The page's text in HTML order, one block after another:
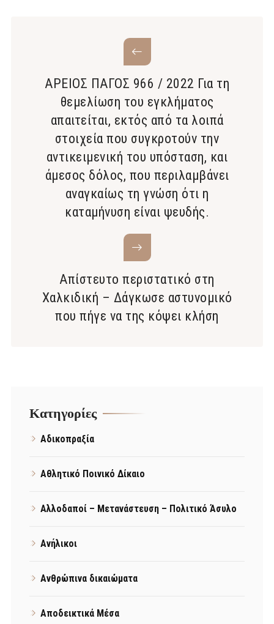
ΑΡΕΙΟΣ ΠΑΓΟΣ 966 / 2022 Για τη
θεμελίωση του εγκλήματος
απαιτείται, εκτός από τα λοιπά
στοιχεία που συγκροτούν την
αντικειμενική του υπόσταση, και
άμεσος δόλος, που περιλαμβάνει
αναγκαίως τη γνώση ότι η
καταμήνυση είναι ψευδής.
Απίστευτο περιστατικό στη
Χαλκιδική – Δάγκωσε αστυνομικό
που πήγε να της κόψει κλήση
Kατηγορίες
Αδικοπραξία
Αθλητικό Ποινικό Δίκαιο
Αλλοδαποί – Μετανάστευση – Πολιτικό Άσυλο
Ανήλικοι
Ανθρώπινα δικαιώματα
Αποδεικτικά Μέσα